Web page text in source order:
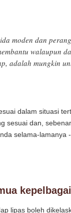
moden dan
walaupun
adalah mungkin
dalam situasi
sesuai dan,
selama-lamanya
lipas boleh